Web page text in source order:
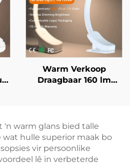
Warm Verkoop
Draagbaar 160 lm
Wit Liggaam LED
Boeklig
warm glans bied talle
hulle superior maak bo
vir persoonlike
lê in verbeterde